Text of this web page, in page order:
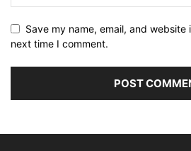
Save my name, email, and
next time I comment.